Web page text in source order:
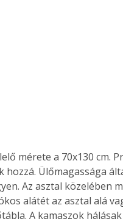
mérete a 70x130 cm.
Ülőmagassága
Az asztal közelében
alátét az asztal alá
A kamaszok